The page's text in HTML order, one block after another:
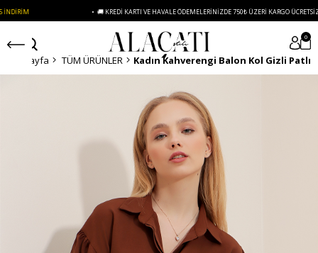
• 🚚 KREDI KARTI VE HAVALE ÖDEMELERINIZDE 750₺ ÜZERI KARGO ÜCRETSIZ
0
Anasayfa TÜM ÜRÜNLER